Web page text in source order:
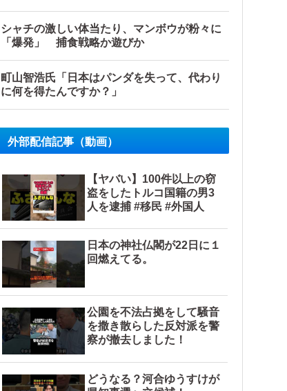
シャチの激しい体当たり、マンボウが粉々に
「爆発」 捕食戦略か遊びか
町山智浩氏「日本はパンダを失って、代わり
に何を得たんですか？」
外部配信記事（動画）
【ヤバい】100件以上の窃
盗をしたトルコ国籍の男3
人を逮捕 #移民 #外国人
日本の神社仏閣が22日に１
回燃えてる。
公園を不法占拠をして騒音
を撒き散らした反対派を警
察が撤去しました！
どうなる？河合ゆうすけが